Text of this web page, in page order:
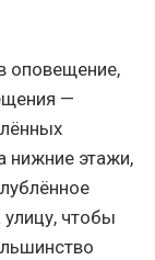
оповещение,
—
нижние этажи,
чтобы